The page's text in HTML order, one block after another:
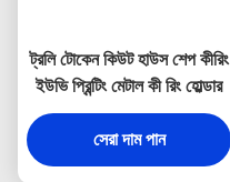
ট্রলি টোকেন কিউট হাউস শেপ কীরিং
ইউভি প্রিন্টিং মেটাল কী রিং হোল্ডার
সেরা দাম পান